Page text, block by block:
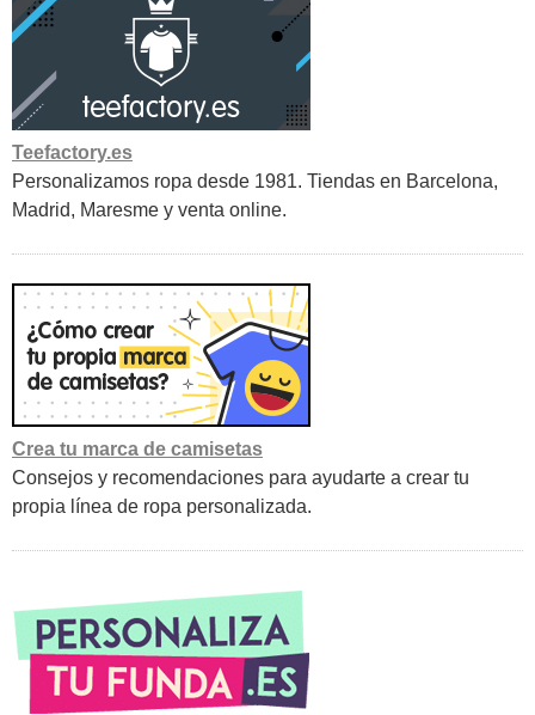
Teefactory.es
Personalizamos ropa desde 1981. Tiendas en Barcelona,
Madrid, Maresme y venta online.
Crea tu marca de camisetas
Consejos y recomendaciones para ayudarte a crear tu
propia línea de ropa personalizada.